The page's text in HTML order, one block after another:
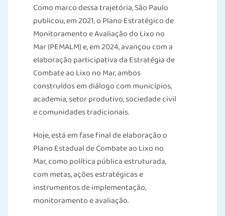
Como marco dessa trajetória, São Paulo
publicou, em 2021, o Plano Estratégico de
Monitoramento e Avaliação do Lixo no
Mar (PEMALM) e, em 2024, avançou com a
elaboração participativa da Estratégia de
Combate ao Lixo no Mar, ambos
construídos em diálogo com municípios,
academia, setor produtivo, sociedade civil
e comunidades tradicionais.
Hoje, está em fase final de elaboração o
Plano Estadual de Combate ao Lixo no
Mar, como política pública estruturada,
com metas, ações estratégicas e
instrumentos de implementação,
monitoramento e avaliação.